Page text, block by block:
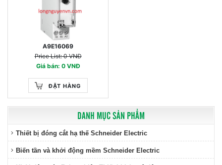
DANH MỤC SẢN PHẨM
Thiết bị đóng cắt hạ thế Schneider Electric
Biến tần và khởi động mềm Schneider Electric
A9E16069
Price List: 0 VNĐ
Giá bán: 0 VNĐ
ĐẶT HÀNG